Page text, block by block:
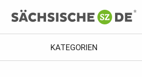
KATEGORIEN